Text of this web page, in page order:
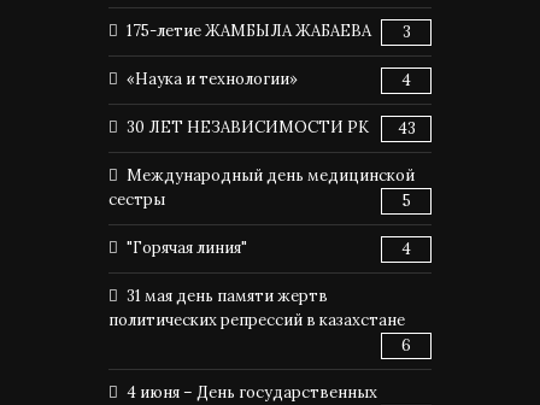
175-летие ЖАМБЫЛА ЖАБАЕВА 3
«Наука и технологии» 4
30 ЛЕТ НЕЗАВИСИМОСТИ РК 43
Международный день медицинской
сестры
5
"Горячая линия" 4
31 мая день памяти жертв
политических репрессий в казахстане
6
4 июня – День государственных